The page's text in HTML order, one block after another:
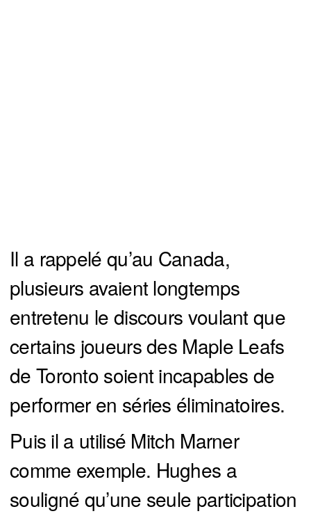
Il a rappelé qu’au Canada,
plusieurs avaient longtemps
entretenu le discours voulant que
certains joueurs des Maple Leafs
de Toronto soient incapables de
performer en séries éliminatoires.
Puis il a utilisé Mitch Marner
comme exemple. Hughes a
souligné qu’une seule participation